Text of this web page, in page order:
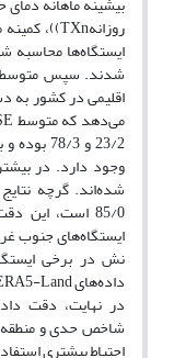
ایستگاه‌ها محاسبه
اقلیمی در کشور به
23/2 و
وجود دارد. در
شده‌اند. گرچه
ایستگاه‌های جنوب
نش در برخی
شاخص حدی و منطقه
احتیاط بیشتری